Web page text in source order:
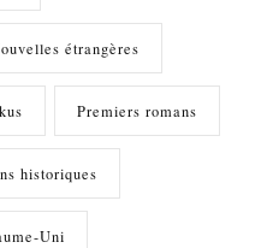
étrangères
Premiers romans
historiques
Uni